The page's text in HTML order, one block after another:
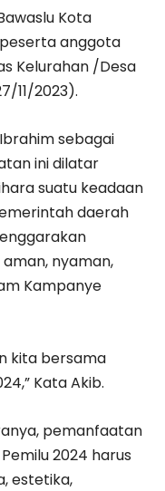
Kota
anggota
Kelurahan /Desa
11/2023).
sebagai
ini dilatar
suatu keadaan
daerah
nyaman,
Kampanye
kita bersama
Kata Akib.
pemanfaatan
2024 harus
estetika,